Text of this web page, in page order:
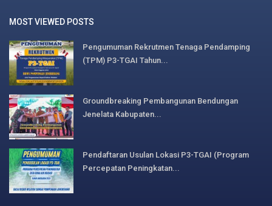
MOST VIEWED POSTS
Pengumuman Rekrutmen Tenaga Pendamping
(TPM) P3-TGAI Tahun...
Groundbreaking Pembangunan Bendungan
Jenelata Kabupaten...
Pendaftaran Usulan Lokasi P3-TGAI (Program
Percepatan Peningkatan...